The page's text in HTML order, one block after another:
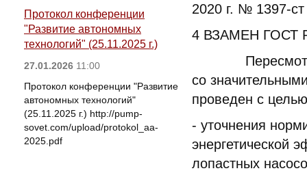
Протокол конференции
"Развитие автономных
технологий" (25.11.2025 г.)
27.01.2026 11:00
Протокол конференции "Развитие
автономных технологий"
(25.11.2025 г.) http://pump-
sovet.com/upload/protokol_aa-
2025.pdf
2020 г. № 1397-ст
4 ВЗАМЕН ГОСТ
Пересмотр
со
проведен с
- уточнения
энергетической
лопастных